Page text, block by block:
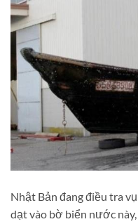
Nhật Bản đang điều tra
dạt vào bờ biển nước